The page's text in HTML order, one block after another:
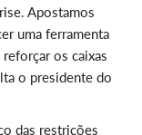
Apostamos
uma ferramenta
os caixas
o presidente do
das restrições